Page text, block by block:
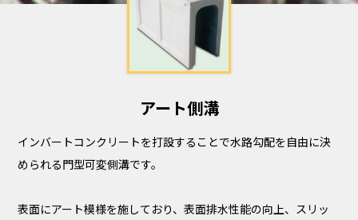
アート側溝
インバートコンクリートを打設することで水路勾配を自由に決
められる門型可変側溝です。
表面にアート模様を施しており、表面排水性能の向上、スリッ